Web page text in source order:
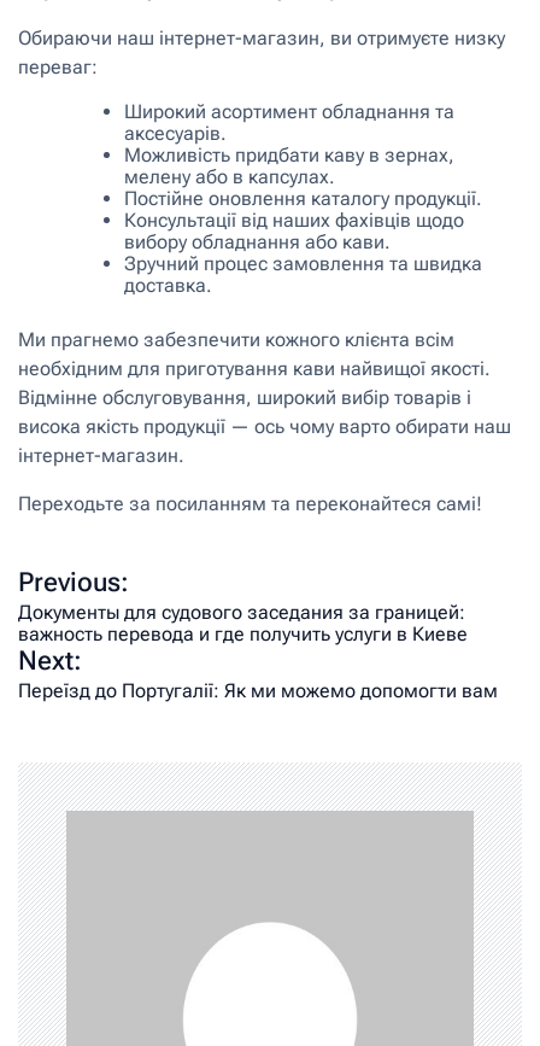
Обираючи наш інтернет-магазин, ви отримуєте низку
переваг:
Широкий асортимент обладнання та
аксесуарів.
Можливість придбати каву в зернах,
мелену або в капсулах.
Постійне оновлення каталогу продукції.
Консультації від наших фахівців щодо
вибору обладнання або кави.
Зручний процес замовлення та швидка
доставка.
Ми прагнемо забезпечити кожного клієнта всім
необхідним для приготування кави найвищої якості.
Відмінне обслуговування, широкий вибір товарів і
висока якість продукції — ось чому варто обирати наш
інтернет-магазин.
Переходьте за посиланням та переконайтеся самі!
Previous:
Документы для судового заседания за границей:
важность перевода и где получить услуги в Киеве
Next:
Переїзд до Португалії: Як ми можемо допомогти вам